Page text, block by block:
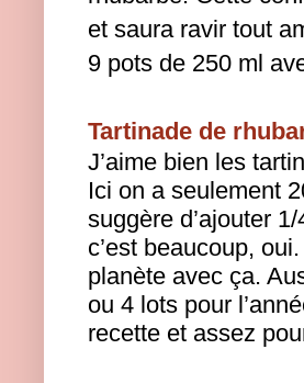
et saura ravir tout
9 pots de 250 ml
Tartinade de
J’aime bien les
Ici on a seulement
suggère d’ajouter
c’est beaucoup,
planète avec ça.
ou 4 lots pour
recette et assez